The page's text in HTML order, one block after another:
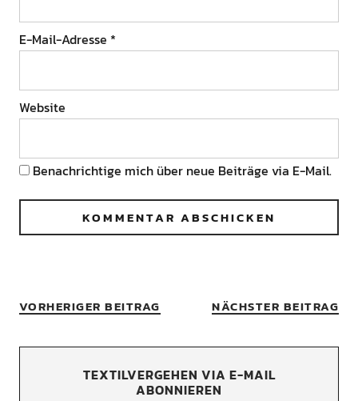
E-Mail-Adresse *
Website
Benachrichtige mich über neue Beiträge via E-Mail.
VORHERIGER BEITRAG NÄCHSTER BEITRAG
TEXTILVERGEHEN VIA E-MAIL
ABONNIEREN